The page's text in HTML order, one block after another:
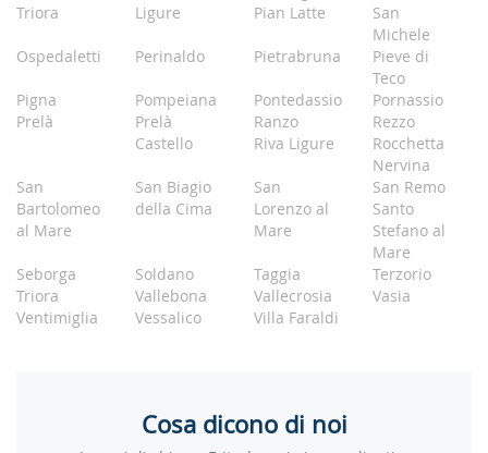
Triora
Ligure
Pian Latte
San
Michele
Ospedaletti
Perinaldo Pietrabruna
Pieve di
Teco
Pigna
Pompeiana Pontedassio
Pornassio
Prelà
Prelà
Castello
Ranzo
Rezzo
Riva Ligure
Rocchetta
Nervina
San
Bartolomeo
al Mare
San Biagio
della Cima
San
Lorenzo al
Mare
San Remo
Santo
Stefano al
Mare
Seborga
Soldano Taggia
Terzorio
Triora
Vallebona Vallecrosia
Vasia
Ventimiglia
Vessalico Villa Faraldi
Cosa dicono di noi